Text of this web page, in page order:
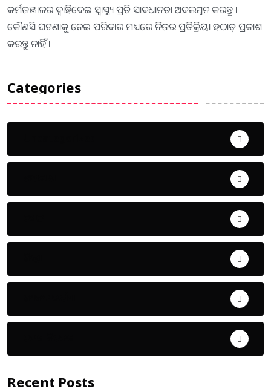
କର୍ମଜଞ୍ଜାଳର ଦ୍ୱାହିଦେଇ ସ୍ବାସ୍ଥ୍ୟ ପ୍ରତି ସାବଧାନତା ଅବଲମ୍ବନ କରନ୍ତୁ ।
କୌଣସି ଘଟଣାକୁ ନେଇ ପରିବାର ମଧ୍ୟରେ ନିଜର ପ୍ରତିକ୍ରିୟା ହଠାତ୍‌ ପ୍ରକାଶ
କରନ୍ତୁ ନାହିଁ ।
Categories
Recent Posts